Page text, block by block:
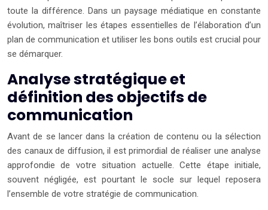
toute la différence. Dans un paysage médiatique en constante
évolution, maîtriser les étapes essentielles de l’élaboration d’un
plan de communication et utiliser les bons outils est crucial pour
se démarquer.
Analyse stratégique et
définition des objectifs de
communication
Avant de se lancer dans la création de contenu ou la sélection
des canaux de diffusion, il est primordial de réaliser une analyse
approfondie de votre situation actuelle. Cette étape initiale,
souvent négligée, est pourtant le socle sur lequel reposera
l’ensemble de votre stratégie de communication.